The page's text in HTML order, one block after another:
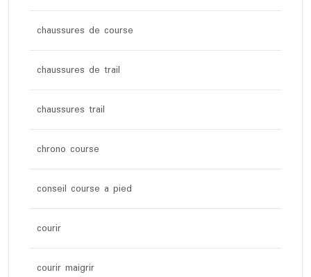
chaussures de course
chaussures de trail
chaussures trail
chrono course
conseil course a pied
courir
courir maigrir